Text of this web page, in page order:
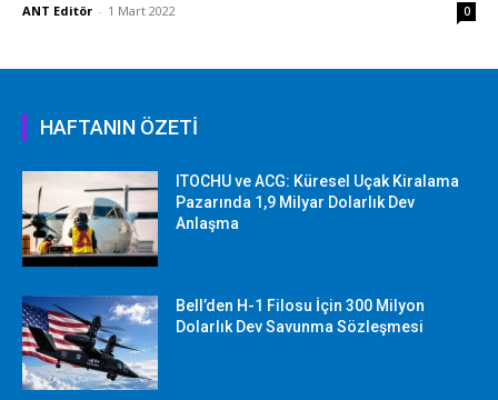
ANT Editör - 1 Mart 2022 0
HAFTANIN ÖZETİ
ITOCHU ve ACG: Küresel Uçak Kiralama
Pazarında 1,9 Milyar Dolarlık Dev
Anlaşma
Bell’den H-1 Filosu İçin 300 Milyon
Dolarlık Dev Savunma Sözleşmesi